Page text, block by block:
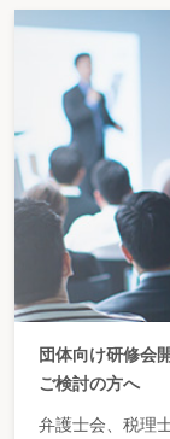
団体向け研修会
ご検討の方へ
弁護士会、税理